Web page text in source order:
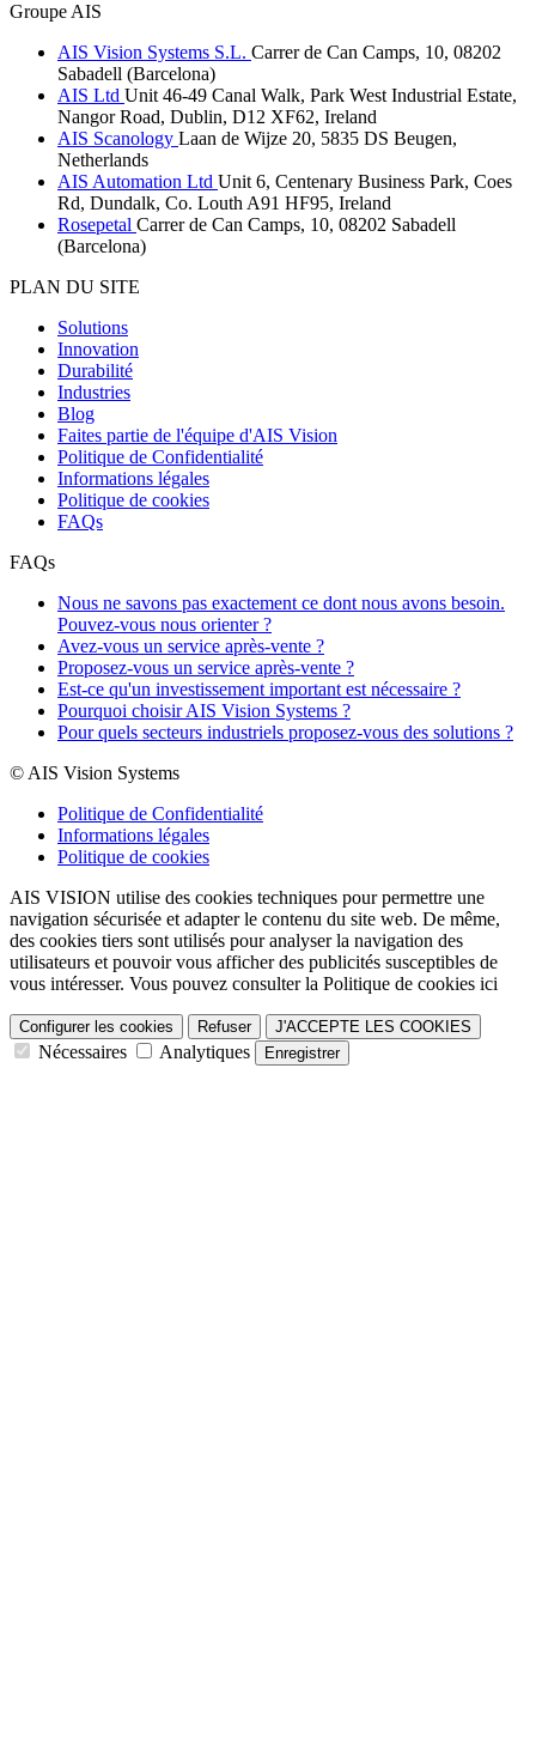
Groupe AIS
AIS Vision Systems S.L. Carrer de Can Camps, 10, 08202
Sabadell (Barcelona)
AIS Ltd Unit 46-49 Canal Walk, Park West Industrial Estate,
Nangor Road, Dublin, D12 XF62, Ireland
AIS Scanology Laan de Wijze 20, 5835 DS Beugen,
Netherlands
AIS Automation Ltd Unit 6, Centenary Business Park, Coes
Rd, Dundalk, Co. Louth A91 HF95, Ireland
Rosepetal Carrer de Can Camps, 10, 08202 Sabadell
(Barcelona)
PLAN DU SITE
Solutions
Innovation
Durabilité
Industries
Blog
Faites partie de l'équipe d'AIS Vision
Politique de Confidentialité
Informations légales
Politique de cookies
FAQs
FAQs
Nous ne savons pas exactement ce dont nous avons besoin.
Pouvez-vous nous orienter ?
Avez-vous un service après-vente ?
Proposez-vous un service après-vente ?
Est-ce qu'un investissement important est nécessaire ?
Pourquoi choisir AIS Vision Systems ?
Pour quels secteurs industriels proposez-vous des solutions ?
© AIS Vision Systems
Politique de Confidentialité
Informations légales
Politique de cookies
AIS VISION utilise des cookies techniques pour permettre une
navigation sécurisée et adapter le contenu du site web. De même,
des cookies tiers sont utilisés pour analyser la navigation des
utilisateurs et pouvoir vous afficher des publicités susceptibles de
vous intéresser. Vous pouvez consulter la Politique de cookies ici
Configurer les cookies Refuser J'ACCEPTE LES COOKIES
Nécessaires Analytiques Enregistrer